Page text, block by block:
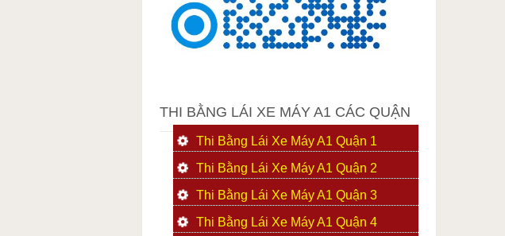
THI BẰNG LÁI XE MÁY A1 CÁC QUẬN
Thi Bằng Lái Xe Máy A1 Quận 1
Thi Bằng Lái Xe Máy A1 Quận 2
Thi Bằng Lái Xe Máy A1 Quận 3
Thi Bằng Lái Xe Máy A1 Quận 4